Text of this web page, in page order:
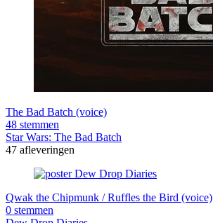
The Bad Batch (voice)
48 stemmen
Star Wars: The Bad Batch
47 afleveringen
Qwak the Chipmunk / Ruffles the Bird (voice)
0 stemmen